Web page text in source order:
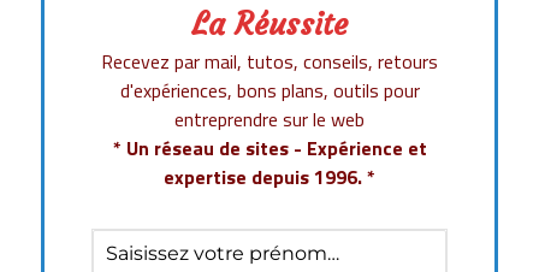
La Réussite
Recevez par mail, tutos, conseils, retours
d'expériences, bons plans, outils pour
entreprendre sur le web
* Un réseau de sites - Expérience et
expertise depuis 1996. *